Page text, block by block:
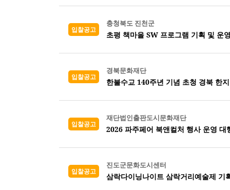
입찰공고
충청북도 진천군
초평 책마을 SW 프로그램 기획 및 운
입찰공고
경북문화재단
한불수교 140주년 기념 초청 경북 한
입찰공고
재단법인출판도시문화재단
2026 파주페어 북앤컬처 행사 운영 대
입찰공고
진도군문화도시센터
삼락다이닝나이트 삼락거리예술제 기